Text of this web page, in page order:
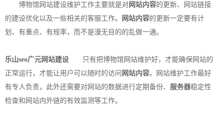
博物馆网站建设维护工作主要就是对 网站内容的更新、网站链接
的建设优化以及一些相关的客服工作。
网站内容的更新一定要有计
划、有重点、有规率，而不是漫无目的的乱做一通。
乐山seo广元网站建设 只有把博物馆网站维护好，才能确保网站的
正常运行，才能让用户可以随时的访问 网站内容。网站维护工作最好
有专人负责，此外还需要对网站的数据进行定期备份、 服务器稳定性
检查和网站内外链的有效监测等工作。